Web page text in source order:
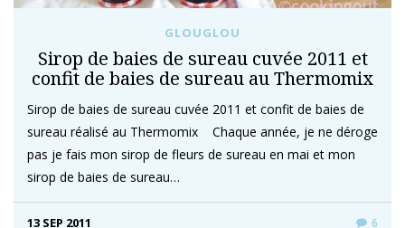
GLOUGLOU
Sirop de baies de sureau cuvée 2011 et
confit de baies de sureau au Thermomix
Sirop de baies de sureau cuvée 2011 et confit de baies de
sureau réalisé au Thermomix Chaque année, je ne déroge
pas je fais mon sirop de fleurs de sureau en mai et mon
sirop de baies de sureau…
13 SEP 2011 6